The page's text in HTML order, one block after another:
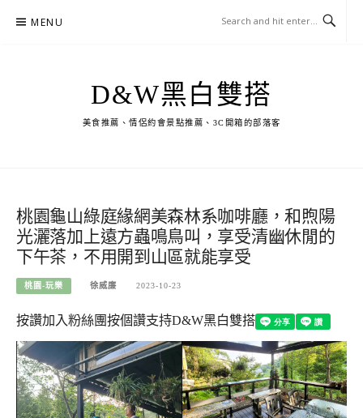
MENU
D&W黑白雙搭
美食推薦、情侶約會景點推薦、3C開箱的部落客
桃園龜山綠庭緣網美森林系咖啡廳，和煦陽
光灑落加上遠方蟲鳴鳥叫，享受清幽休閒的
下午茶，不用開到山區就能享受
桃園-玩樂 徐威廉 2023-10-23
按讚加入粉絲團按個讚支持D&W黑白雙搭